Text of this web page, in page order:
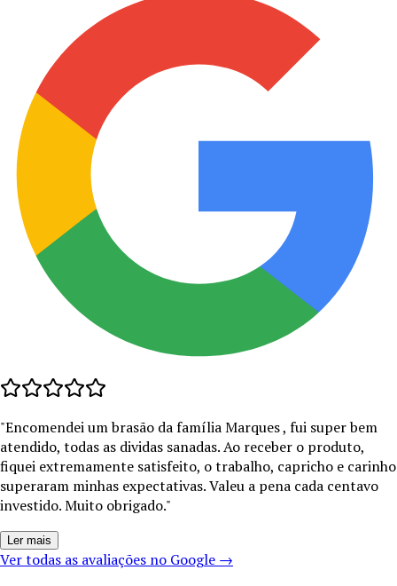
"Encomendei um brasão da família Marques , fui super bem
atendido, todas as dividas sanadas. Ao receber o produto,
fiquei extremamente satisfeito, o trabalho, capricho e carinho
superaram minhas expectativas. Valeu a pena cada centavo
investido. Muito obrigado."
Ler mais
Ver todas as avaliações no Google →